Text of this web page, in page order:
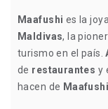
Maafushi es la
Maldivas, la
turismo en el país.
de restaurantes y
hacen de Maafushi